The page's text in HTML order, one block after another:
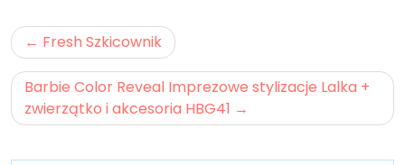
Nawigacja
wpisu
Fresh Szkicownik
Barbie Color Reveal Imprezowe stylizacje Lalka +
zwierzątko i akcesoria HBG41